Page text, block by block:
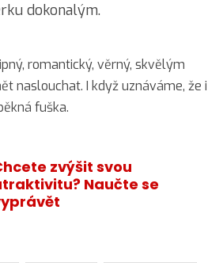
dokonalým.
romantický, věrný, skvělým
naslouchat. I když uznáváme, že i
fuška.
zvýšit svou
Naučte se